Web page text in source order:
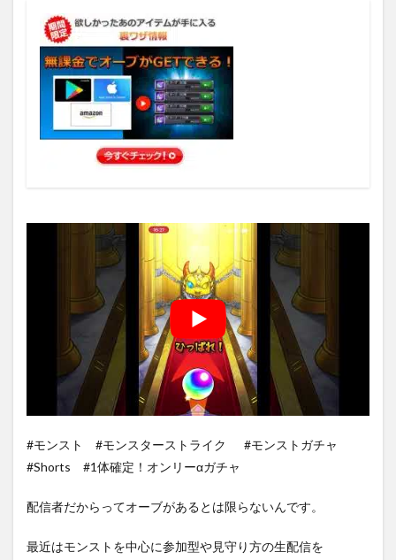
#モンスト #モンスターストライク #モンストガチャ
#Shorts #1体確定！オンリーαガチャ
配信者だからってオーブがあるとは限らないんです。
最近はモンストを中心に参加型や見守り方の生配信を